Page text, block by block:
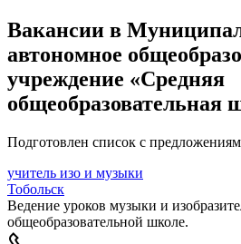
Вакансии в
автономное
учреждение «Средняя
общеобразовательная
Подготовлен список с
учитель изо и музыки
Тобольск
Ведение уроков музыки и
общеобразовательной школе.